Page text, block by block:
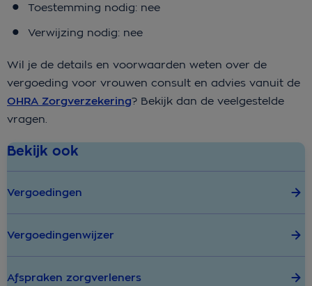
Toestemming nodig: nee
Verwijzing nodig: nee
Wil je de details en voorwaarden weten over de
vergoeding voor vrouwen consult en advies vanuit de
OHRA Zorgverzekering? Bekijk dan de veelgestelde
vragen.
Bekijk ook
Vergoedingen
Vergoedingenwijzer
Afspraken zorgverleners